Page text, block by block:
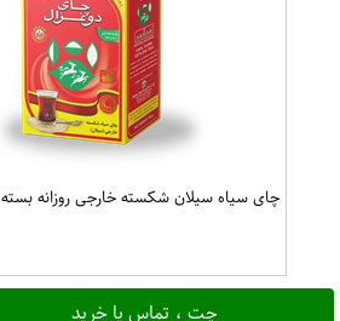
چت ، تماس یا خرید
چای سیاه سیلان شکسته خارجی روزانه بسته 100 گرمی برند دوغزال